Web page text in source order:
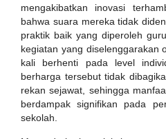
mengakibatkan inovasi
bahwa suara mereka tidak
praktik baik yang diperoleh
kegiatan yang diselenggarakan
kali berhenti pada level
berharga tersebut tidak
rekan sejawat, sehingga
berdampak signifikan pada
sekolah.